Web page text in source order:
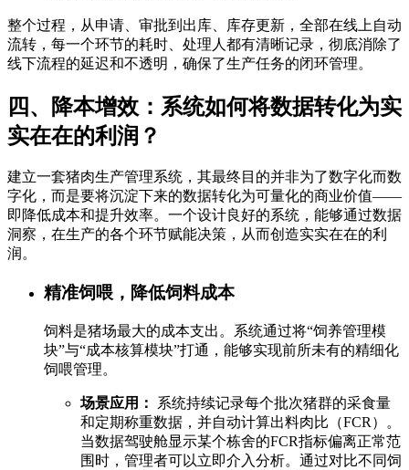
整个过程，从申请、审批到出库、库存更新，全部在线上自动
流转，每一个环节的耗时、处理人都有清晰记录，彻底消除了
线下流程的延迟和不透明，确保了生产任务的闭环管理。
四、降本增效：系统如何将数据转化为实
实在在的利润？
建立一套猪肉生产管理系统，其最终目的并非为了数字化而数
字化，而是要将沉淀下来的数据转化为可量化的商业价值——
即降低成本和提升效率。一个设计良好的系统，能够通过数据
洞察，在生产的各个环节赋能决策，从而创造实实在在的利
润。
精准饲喂，降低饲料成本
饲料是猪场最大的成本支出。系统通过将“饲养管理模
块”与“成本核算模块”打通，能够实现前所未有的精细化
饲喂管理。
场景应用：
系统持续记录每个批次猪群的采食量
和定期称重数据，并自动计算出料肉比（FCR）。
当数据驾驶舱显示某个栋舍的FCR指标偏离正常范
围时，管理者可以立即介入分析。通过对比不同饲